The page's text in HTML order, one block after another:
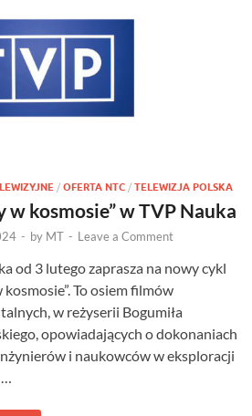
/ OFERTA NTC / TELEWIZJA POLSKA
w kosmosie” w TVP Nauka
- by MT - Leave a Comment
od 3 lutego zaprasza na nowy cykl
kosmosie”. To osiem filmów
w reżyserii Bogumiła
opowiadających o dokonaniach
i naukowców w eksploracji